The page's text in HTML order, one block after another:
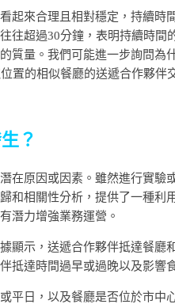
起來合理且相對穩定，持續時
往超過30分鐘，表明持續時
質量。我們可能進一步詢問為
置的相似餐廳的送遞合作夥伴
？
在原因或因素。雖然進行實驗
和相關性分析，提供了一種利
潛力增強業務運營。
顯示，送遞合作夥伴抵達餐廳
抵達時間過早或過晚以及影響
平日，以及餐廳是否位於市中